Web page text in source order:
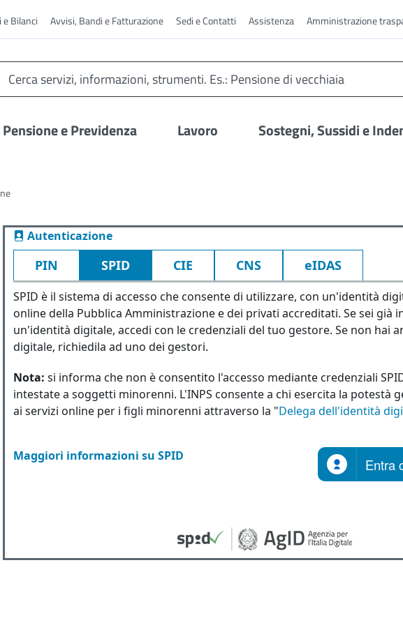
e Bilanci Avvisi, Bandi e Fatturazione Sedi e Contatti Assistenza Amministrazione
Pensione e Previdenza Lavoro Sostegni, Sussidi e
Autenticazione
PIN SPID CIE CNS eIDAS
SPID è il sistema di accesso che consente di utilizzare, con un'identità
online della Pubblica Amministrazione e dei privati accreditati. Se sei già
un'identità digitale, accedi con le credenziali del tuo gestore. Se non hai
digitale, richiedila ad uno dei gestori.
Nota: si informa che non è consentito l'accesso mediante credenziali
intestate a soggetti minorenni. L'INPS consente a chi esercita la potestà
ai servizi online per i figli minorenni attraverso la "Delega dell'identità
Maggiori informazioni su SPID
Entra